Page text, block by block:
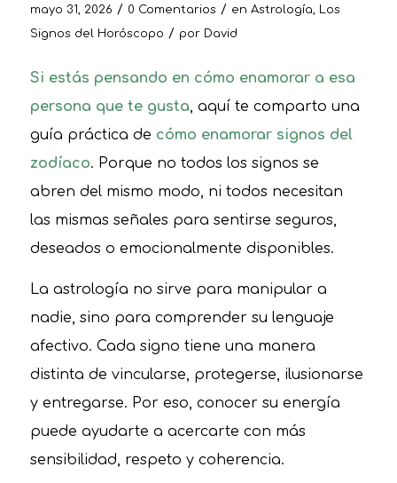
mayo 31, 2026 / 0 Comentarios / en Astrología
Los
Signos del Horóscopo / por David
Si estás pensando en cómo enamorar a esa
persona que te gusta, aquí te comparto una
guía práctica de cómo enamorar signos del
zodíaco. Porque no todos los signos se
abren del mismo modo, ni todos necesitan
las mismas señales para sentirse seguros,
deseados o emocionalmente disponibles.
La astrología no sirve para manipular a
nadie, sino para comprender su lenguaje
afectivo. Cada signo tiene una manera
distinta de vincularse, protegerse, ilusionarse
y entregarse. Por eso, conocer su energía
puede ayudarte a acercarte con más
sensibilidad, respeto y coherencia.